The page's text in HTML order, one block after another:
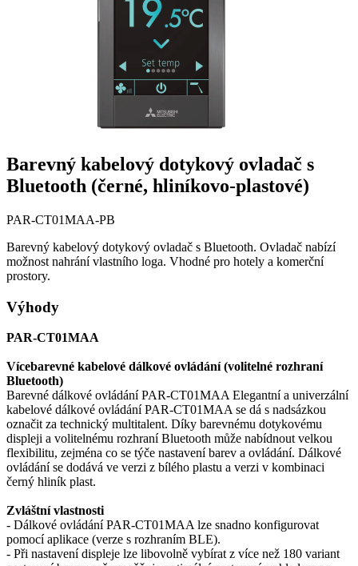
Barevný kabelový dotykový ovladač s
Bluetooth (černé, hliníkovo-plastové)
PAR-CT01MAA-PB
Barevný kabelový dotykový ovladač s Bluetooth. Ovladač nabízí
možnost nahrání vlastního loga. Vhodné pro hotely a komerční
prostory.
Výhody
PAR-CT01MAA
Vícebarevné kabelové dálkové ovládání (volitelné rozhraní
Bluetooth)
Barevné dálkové ovládání PAR-CT01MAA Elegantní a univerzální
kabelové dálkové ovládání PAR-CT01MAA se dá s nadsázkou
označit za technický multitalent. Díky barevnému dotykovému
displeji a volitelnému rozhraní Bluetooth může nabídnout velkou
flexibilitu, zejména co se týče nastavení barev a ovládání. Dálkové
ovládání se dodává ve verzi z bílého plastu a verzi v kombinaci
černý hliník plast.
Zvláštní vlastnosti
- Dálkové ovládání PAR-CT01MAA lze snadno konfigurovat
pomocí aplikace (verze s rozhraním BLE).
- Při nastavení displeje lze libovolně vybírat z více než 180 variant